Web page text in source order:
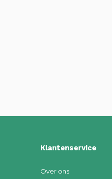
Klantenservice
Over ons